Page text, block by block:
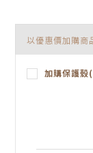
以優惠價加購商
加購保護殼